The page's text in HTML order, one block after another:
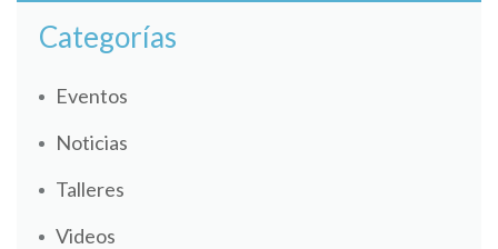
Categorías
Eventos
Noticias
Talleres
Videos